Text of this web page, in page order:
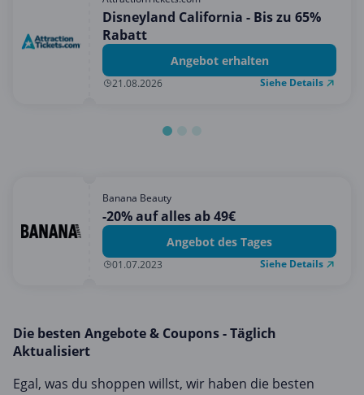
Mobilfunk & Internet
Mode & Accessoires
Disneyland California - Bis zu 65%
Rabatt
Angebot erhalten
21.08.2026 Siehe Details
Banana Beauty
-20% auf alles ab 49€
Angebot des Tages
01.07.2023 Siehe Details
Die besten Angebote & Coupons - Täglich
Aktualisiert
Egal, was du shoppen willst, wir haben die besten